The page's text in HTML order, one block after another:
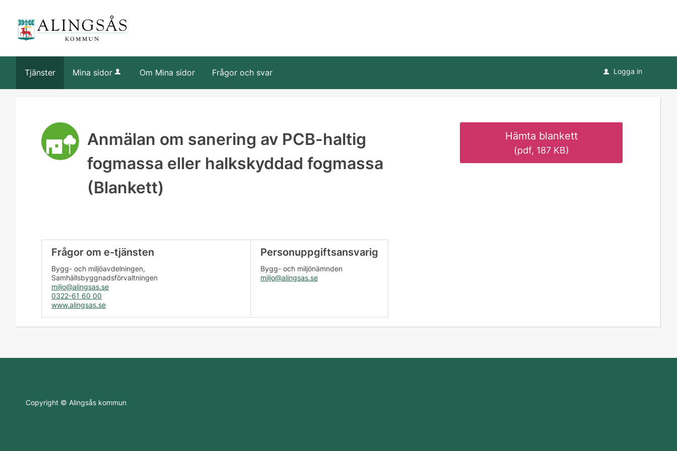
Tjänster Mina sidor Om Mina sidor Frågor och svar u Logga in
Anmälan om sanering av PCB-haltig
fogmassa eller halkskyddad fogmassa
(Blankett)
Frågor om e-tjänsten
Bygg- och miljöavdelningen,
Samhällsbyggnadsförvaltningen
miljo@alingsas.se
0322-61 60 00
www.alingsas.se
Personuppgiftsansvarig
Bygg- och miljönämnden
miljo@alingsas.se
Hämta blankett
(pdf, 187 KB)
Copyright © Alingsås kommun